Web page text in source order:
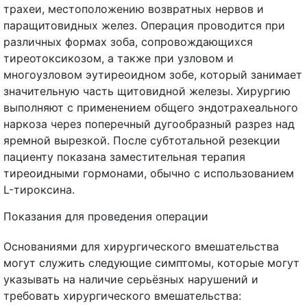
трахеи, местоположению возвратных нервов и
паращитовидных желез. Операция проводится при
различных формах зоба, сопровождающихся
тиреотоксикозом, а также при узловом и
многоузловом эутиреоидном зобе, который занимает
значительную часть щитовидной железы. Хирургию
выполняют с применением общего эндотрахеального
наркоза через поперечный дугообразный разрез над
яремной вырезкой. После субтотальной резекции
пациенту показана заместительная терапия
тиреоидными гормонами, обычно с использованием
L-тироксина.
Показания для проведения операции
Основаниями для хирургического вмешательства
могут служить следующие симптомы, которые могут
указывать на наличие серьёзных нарушений и
требовать хирургического вмешательства: